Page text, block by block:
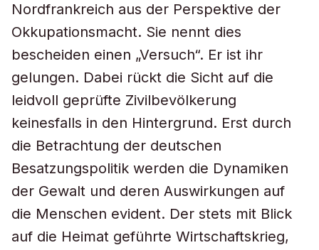
Nordfrankreich aus der Perspektive der
Okkupationsmacht. Sie nennt dies
bescheiden einen „Versuch“. Er ist ihr
gelungen. Dabei rückt die Sicht auf die
leidvoll geprüfte Zivilbevölkerung
keinesfalls in den Hintergrund. Erst durch
die Betrachtung der deutschen
Besatzungspolitik werden die Dynamiken
der Gewalt und deren Auswirkungen auf
die Menschen evident. Der stets mit Blick
auf die Heimat geführte Wirtschaftskrieg,